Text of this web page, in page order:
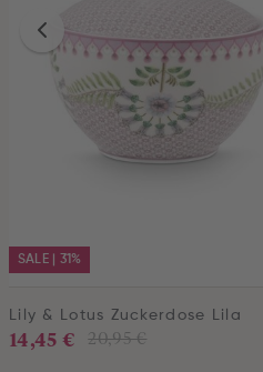
SALE | 31%
Lily & Lotus Zuckerdose Lila
20,95 €
14,45 €